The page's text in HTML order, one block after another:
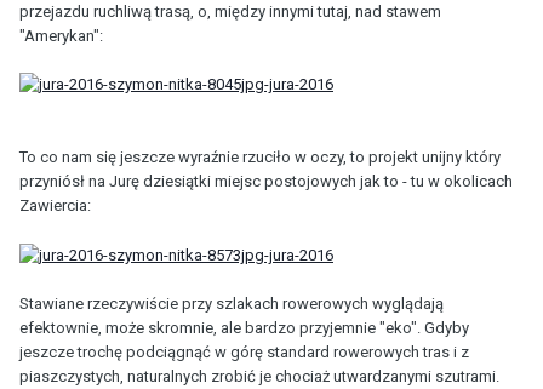
przejazdu ruchliwą trasą, o, między innymi tutaj, nad stawem
"Amerykan":
To co nam się jeszcze wyraźnie rzuciło w oczy, to projekt unijny który
przyniósł na Jurę dziesiątki miejsc postojowych jak to - tu w okolicach
Zawiercia:
Stawiane rzeczywiście przy szlakach rowerowych wyglądają
efektownie, może skromnie, ale bardzo przyjemnie "eko". Gdyby
jeszcze trochę podciągnąć w górę standard rowerowych tras i z
piaszczystych, naturalnych zrobić je chociaż utwardzanymi szutrami.